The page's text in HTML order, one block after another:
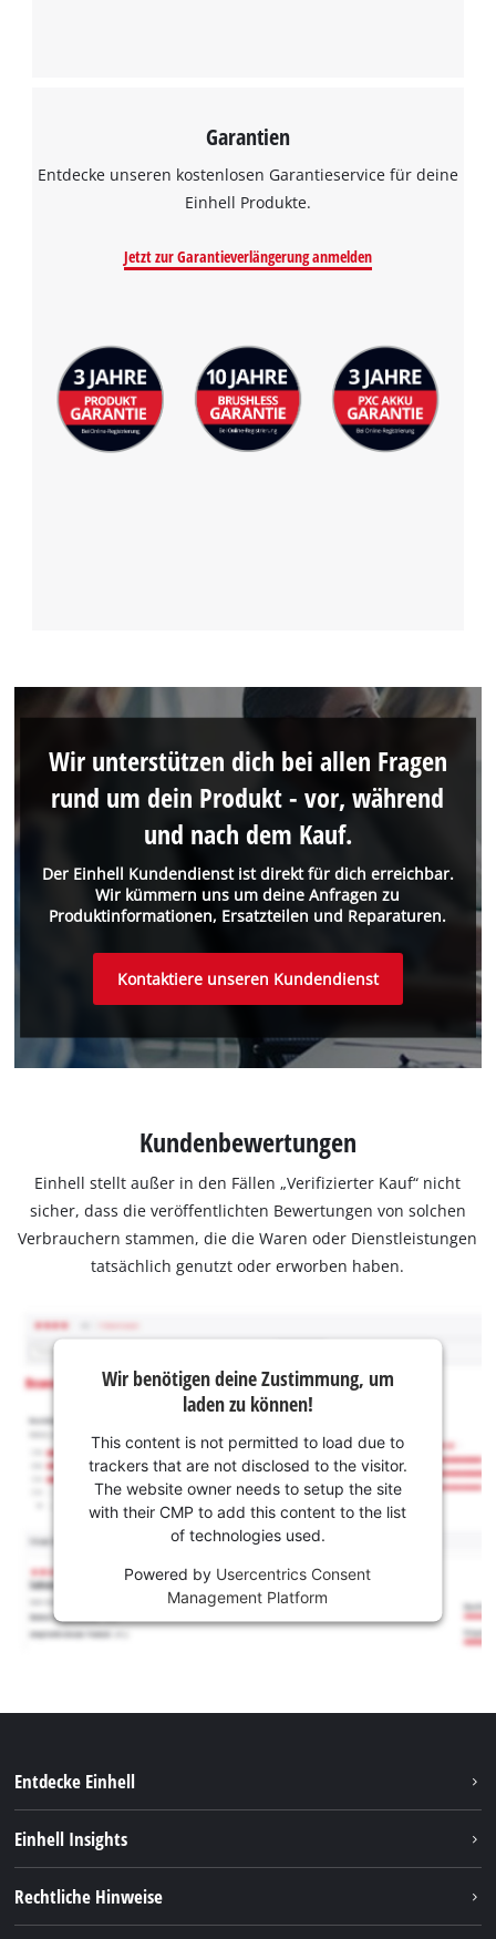
Garantien
Entdecke unseren kostenlosen Garantieservice für deine
Einhell Produkte.
Jetzt zur Garantieverlängerung anmelden
Der Einhell Kundendienst ist direkt für dich erreichbar.
Wir kümmern uns um deine Anfragen zu
Produktinformationen, Ersatzteilen und Reparaturen.
Wir unterstützen dich bei allen Fragen
rund um dein Produkt - vor, während
und nach dem Kauf.
Kontaktiere unseren Kundendienst
Kundenbewertungen
Einhell stellt außer in den Fällen „Verifizierter Kauf“ nicht
sicher, dass die veröffentlichten Bewertungen von solchen
Verbrauchern stammen, die die Waren oder Dienstleistungen
tatsächlich genutzt oder erworben haben.
Wir benötigen deine Zustimmung, um
laden zu können!
This content is not permitted to load due to
trackers that are not disclosed to the visitor.
The website owner needs to setup the site
with their CMP to add this content to the list
of technologies used.
Powered by Usercentrics Consent
Management Platform
Entdecke Einhell
Akkusystem
Einhell Insights
Rechtliche Hinweise